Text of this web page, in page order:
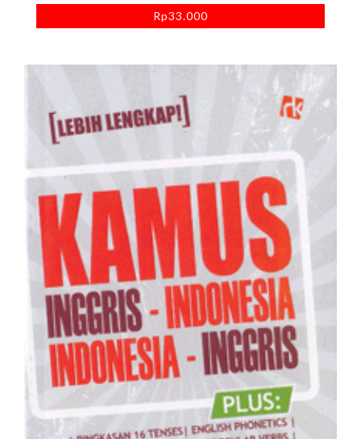
Rp33.000